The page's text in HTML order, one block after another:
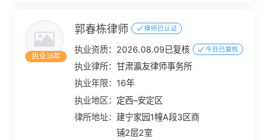
执业16年
郭春栋律师 律师已认证
执业资质： 2026.08.09已复核 今日已复核
执业律所：甘肃瀛友律师事务所
执业年限： 16年
执业地区： 定西–安定区
律所地址： 建宁家园1幢A段3区商
铺2层2室